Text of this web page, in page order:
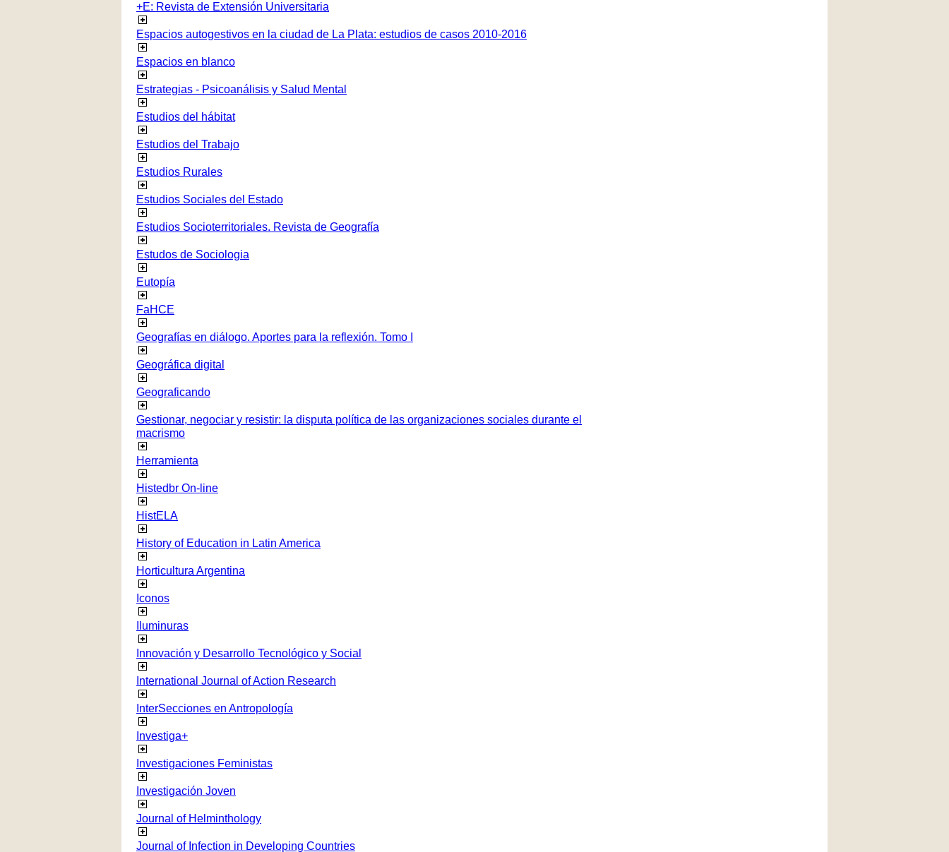
+E: Revista de Extensión Universitaria
Espacios autogestivos en la ciudad de La Plata: estudios de casos 2010-2016
Espacios en blanco
Estrategias - Psicoanálisis y Salud Mental
Estudios del hábitat
Estudios del Trabajo
Estudios Rurales
Estudios Sociales del Estado
Estudios Socioterritoriales. Revista de Geografía
Estudos de Sociologia
Eutopía
FaHCE
Geografías en diálogo. Aportes para la reflexión. Tomo I
Geográfica digital
Geograficando
Gestionar, negociar y resistir: la disputa política de las organizaciones sociales durante el
macrismo
Herramienta
Histedbr On-line
HistELA
History of Education in Latin America
Horticultura Argentina
Iconos
Iluminuras
Innovación y Desarrollo Tecnológico y Social
International Journal of Action Research
InterSecciones en Antropología
Investiga+
Investigaciones Feministas
Investigación Joven
Journal of Helminthology
Journal of Infection in Developing Countries